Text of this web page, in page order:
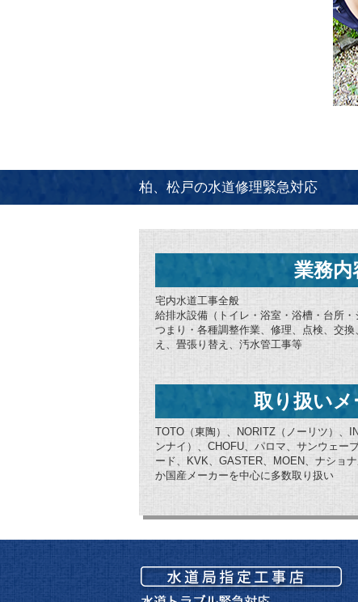
柏、松戸の水道修理緊急対応
業務内
宅内水道工事全般
給排水設備（トイレ・浴室・浴槽・台所・
つまり・各種調整作業、修理、点検、交
え、畳張り替え、汚水管工事等
取り扱いメ
TOTO（東陶）、NORITZ（ノーリツ）、
ンナイ）、CHOFU、パロマ、サンウェー
ード、KVK、GASTER、MOEN、ナショ
か国産メーカーを中心に多数取り扱い